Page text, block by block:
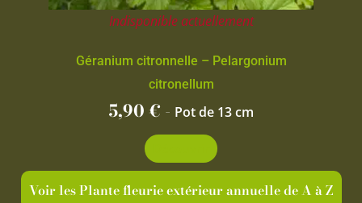
Indisponible actuellement
Géranium citronnelle – Pelargonium
citronellum
5,90€ - Pot de 13 cm
Voir les Plante fleurie extérieur annuelle de A à Z